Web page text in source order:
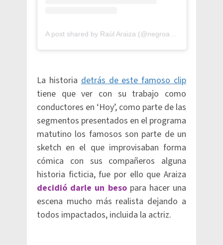
La historia detrás de este famoso clip
tiene que ver con su trabajo como
conductores en ‘Hoy’, como parte de las
segmentos presentados en el programa
matutino los famosos son parte de un
sketch en el que improvisaban forma
cómica con sus compañeros alguna
historia ficticia, fue por ello que Araiza
decidió darle un besopara hacer una
escena mucho más realista dejando a
todos impactados, incluida la actriz.